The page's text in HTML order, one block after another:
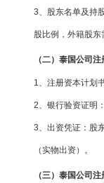
3、股东名单及持
股比例，外籍股东
（二）泰国公司
1、注册资本计划
2、银行验资证明
3、出资凭证：股
（实物出资）。
（三）泰国公司